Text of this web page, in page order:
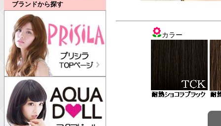
ブランドから探す
カラー